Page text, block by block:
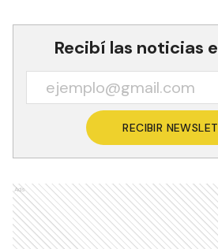
Recibí las noticias
RECIBIR
Ads